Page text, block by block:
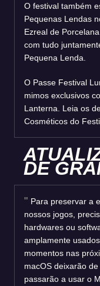
O festival também
Pequenas Lendas
Ezreal de
com tudo
Pequena Lenda.
O Passe Festival
mimos exclusivos
Lanterna. Leia os
Cosméticos do
DE
Para preservar a
nossos jogos,
hardwares ou
amplamente
momentos nas
macOS deixarão
passarão a usar o